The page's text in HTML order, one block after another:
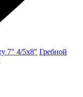
Гребной